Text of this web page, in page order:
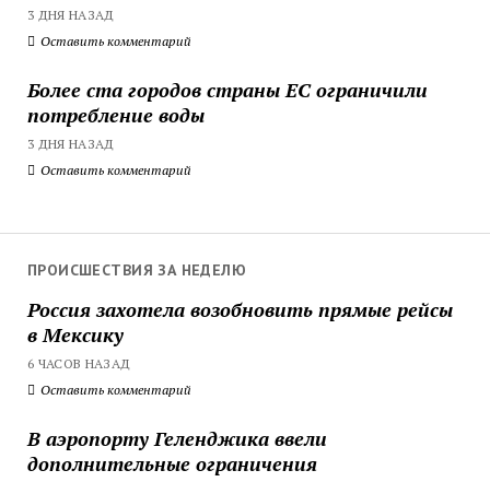
3 ДНЯ НАЗАД
Оставить комментарий
Более ста городов страны ЕС ограничили
потребление воды
3 ДНЯ НАЗАД
Оставить комментарий
ПРОИСШЕСТВИЯ ЗА НЕДЕЛЮ
Россия захотела возобновить прямые рейсы
в Мексику
6 ЧАСОВ НАЗАД
Оставить комментарий
В аэропорту Геленджика ввели
дополнительные ограничения